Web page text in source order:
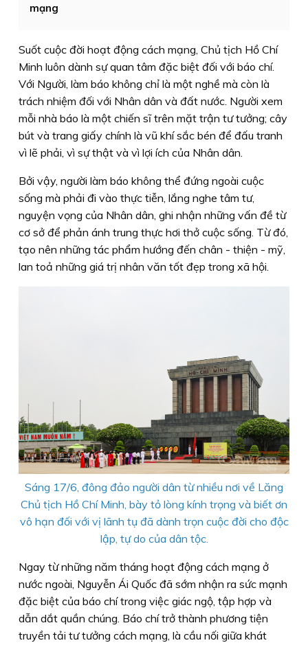
mạng
Suốt cuộc đời hoạt động cách mạng, Chủ tịch Hồ Chí
Minh luôn dành sự quan tâm đặc biệt đối với báo chí.
Với Người, làm báo không chỉ là một nghề mà còn là
trách nhiệm đối với Nhân dân và đất nước. Người xem
mỗi nhà báo là một chiến sĩ trên mặt trận tư tưởng; cây
bút và trang giấy chính là vũ khí sắc bén để đấu tranh
vì lẽ phải, vì sự thật và vì lợi ích của Nhân dân.
Bởi vậy, người làm báo không thể đứng ngoài cuộc
sống mà phải đi vào thực tiễn, lắng nghe tâm tư,
nguyện vọng của Nhân dân, ghi nhận những vấn đề từ
cơ sở để phản ánh trung thực hơi thở cuộc sống. Từ đó,
tạo nên những tác phẩm hướng đến chân - thiện - mỹ,
lan toả những giá trị nhân văn tốt đẹp trong xã hội.
Sáng 17/6, đông đảo người dân từ nhiều nơi về Lăng
Chủ tịch Hồ Chí Minh, bày tỏ lòng kính trọng và biết ơn
vô hạn đối với vị lãnh tụ đã dành trọn cuộc đời cho độc
lập, tự do của dân tộc.
Ngay từ những năm tháng hoạt động cách mạng ở
nước ngoài, Nguyễn Ái Quốc đã sớm nhận ra sức mạnh
đặc biệt của báo chí trong việc giác ngộ, tập hợp và
dẫn dắt quần chúng. Báo chí trở thành phương tiện
truyền tải tư tưởng cách mạng, là cầu nối giữa khát